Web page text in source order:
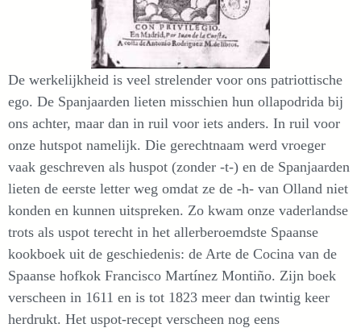
De werkelijkheid is veel strelender voor ons patriottische
ego. De Spanjaarden lieten misschien hun ollapodrida bij
ons achter, maar dan in ruil voor iets anders. In ruil voor
onze hutspot namelijk. Die gerechtnaam werd vroeger
vaak geschreven als huspot (zonder -t-) en de Spanjaarden
lieten de eerste letter weg omdat ze de -h- van Olland niet
konden en kunnen uitspreken. Zo kwam onze vaderlandse
trots als uspot terecht in het allerberoemdste Spaanse
kookboek uit de geschiedenis: de Arte de Cocina van de
Spaanse hofkok Francisco Martínez Montiño. Zijn boek
verscheen in 1611 en is tot 1823 meer dan twintig keer
herdrukt. Het uspot-recept verscheen nog eens